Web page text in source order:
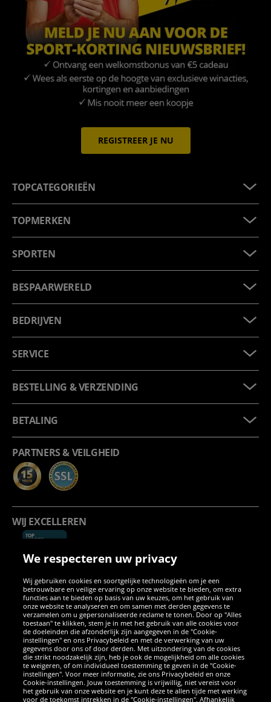
REGISTREER JE NU
TOPCATEGORIEËN
TOPMERKEN
SPORTEN
BESPAARWERELD
BEDRIJVEN
SERVICE
BESTELLING & VERZENDING
BETALING
PARTNERS & VEILGHEID
WIJ EXCELLEREN
SOCIALE MEDIA
FacebookInstagram
WhatsApp
TikTokTwitterYouTube
APPS
We respecteren uw privacy
Wij gebruiken cookies en soortgelijke technologieën om je een
betrouwbare en veilige ervaring op onze website te bieden, om extra
functies aan te bieden op basis van uw keuzes, om het gebruik van
onze website te analyseren en om samen met derden gegevens te
verzamelen om u gepersonaliseerde reclame te tonen. Door op "Alles
toestaan" te klikken, stem je in met het gebruik van alle cookies voor
de doeleinden die afzonderlijk zijn aangegeven in de "Cookie-
instellingen" en ons Privacybeleid en met de verwerking van uw
gegevens door ons of door derden. Met uitzondering van de cookies
die strikt noodzakelijk zijn, heb je ook de mogelijkheid om alle cookies
te weigeren, of om individueel toestemming te geven in de "Cookie-
instellingen". Voor meer informatie, zie ons Privacybeleid en onze
Cookie-instellingen. Jouw toestemming is vrijwillig, niet vereist voor
het gebruik van onze website en je kunt deze te allen tijde met werking
voor de toekomst intrekken in de "Cookie-instellingen". Afhankelijk